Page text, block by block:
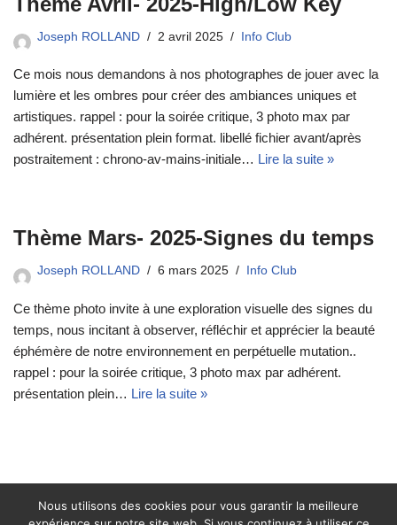
Joseph ROLLAND 2 avril 2025 Info Club
Ce mois nous demandons à nos photographes de jouer avec la
lumière et les ombres pour créer des ambiances uniques et
artistiques. rappel : pour la soirée critique, 3 photo max par
adhérent. présentation plein format. libellé fichier avant/après
postraitement : chrono-av-mains-initiale… Lire la suite »
Thème Mars- 2025-Signes du temps
Joseph ROLLAND 6 mars 2025 Info Club
Ce thème photo invite à une exploration visuelle des signes du
temps, nous incitant à observer, réfléchir et apprécier la beauté
éphémère de notre environnement en perpétuelle mutation..
rappel : pour la soirée critique, 3 photo max par adhérent.
présentation plein… Lire la suite »
reprend ses droits
Nous utilisons des cookies pour vous garantir la meilleure